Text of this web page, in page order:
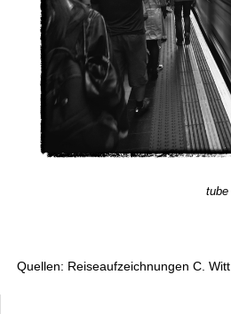
tube
Quellen: Reiseaufzeichnungen C. Witt